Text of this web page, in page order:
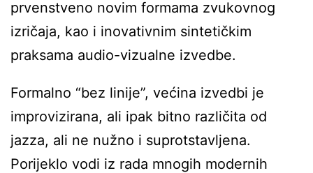
prvenstveno novim formama zvukovnog
izričaja, kao i inovativnim sintetičkim
praksama audio-vizualne izvedbe.
Formalno “bez linije”, većina izvedbi je
improvizirana, ali ipak bitno različita od
jazza, ali ne nužno i suprotstavljena.
Porijeklo vodi iz rada mnogih modernih